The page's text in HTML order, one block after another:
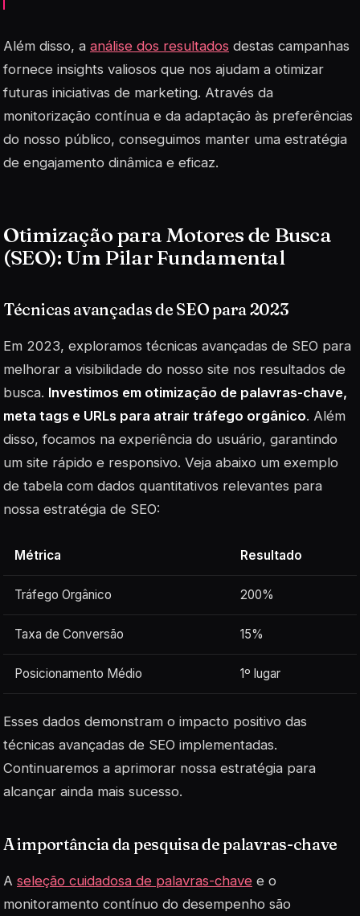
Além disso, a análise dos resultados destas campanhas
fornece insights valiosos que nos ajudam a otimizar
futuras iniciativas de marketing. Através da
monitorização contínua e da adaptação às preferências
do nosso público, conseguimos manter uma estratégia
de engajamento dinâmica e eficaz.
Otimização para Motores de Busca
(SEO): Um Pilar Fundamental
Técnicas avançadas de SEO para 2023
Em 2023, exploramos técnicas avançadas de SEO para
melhorar a visibilidade do nosso site nos resultados de
busca. Investimos em otimização de palavras-chave,
meta tags e URLs para atrair tráfego orgânico. Além
disso, focamos na experiência do usuário, garantindo
um site rápido e responsivo. Veja abaixo um exemplo
de tabela com dados quantitativos relevantes para
nossa estratégia de SEO:
Métrica Resultado
Tráfego Orgânico 200%
Taxa de Conversão 15%
Posicionamento Médio 1º lugar
Esses dados demonstram o impacto positivo das
técnicas avançadas de SEO implementadas.
Continuaremos a aprimorar nossa estratégia para
alcançar ainda mais sucesso.
A importância da pesquisa de palavras-chave
A seleção cuidadosa de palavras-chave e o
monitoramento contínuo do desempenho são